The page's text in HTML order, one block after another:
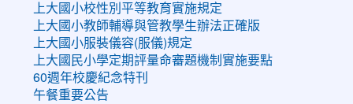
上大國小校性別平等教育實施規定
上大國小教師輔導與管教學生辦法正確版
上大國小服裝儀容(服儀)規定
上大國民小學定期評量命審題機制實施要點
60週年校慶紀念特刊
午餐重要公告